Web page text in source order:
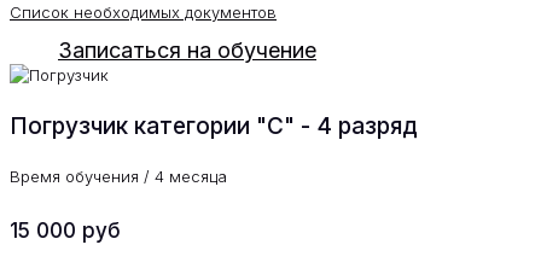
Список необходимых документов
Записаться на обучение
Погрузчик категории "С" - 4 разряд
Время обучения / 4 месяца
15 000 руб